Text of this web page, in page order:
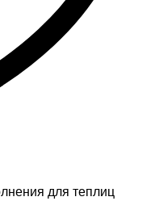
для теплиц